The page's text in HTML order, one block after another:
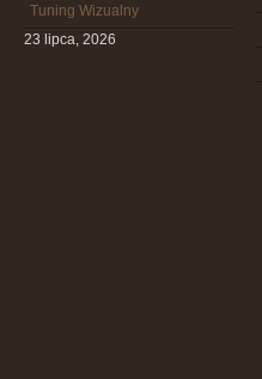
Tuning Wizualny
23 lipca, 2026